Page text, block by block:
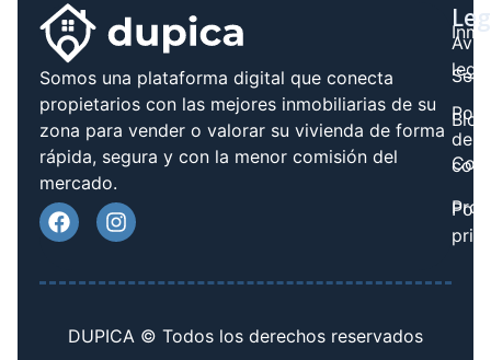
Somos una plataforma digital que conecta
propietarios con las mejores inmobiliarias de su
zona para vender o valorar su vivienda de forma
rápida, segura y con la menor comisión del
mercado.
Blog
legal
de
DUPICA © Todos los derechos reservados